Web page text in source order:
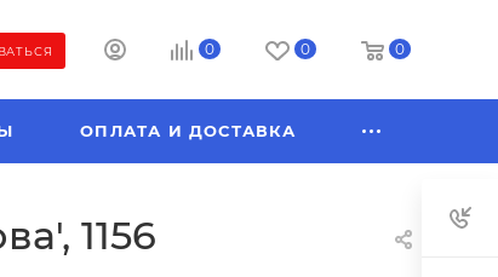
0 0 0
ОПЛАТА И ДОСТАВКА
1156